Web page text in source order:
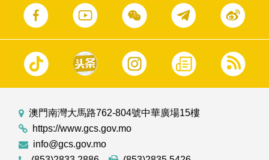
澳門南灣大馬路762-804號中華廣場15樓
https://www.gcs.gov.mo
info@gcs.gov.mo